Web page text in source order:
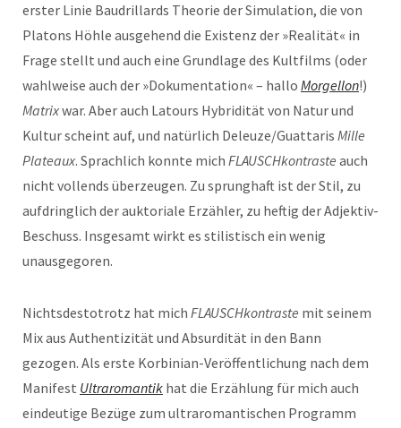
erster Linie Baudrillards Theorie der Simulation, die von
Platons Höhle ausgehend die Existenz der »Realität« in
Frage stellt und auch eine Grundlage des Kultfilms (oder
wahlweise auch der »Dokumentation« – hallo Morgellon!)
Matrixwar. Aber auch Latours Hybridität von Natur und
Kultur scheint auf, und natürlich Deleuze/Guattaris Mille
Plateaux. Sprachlich konnte mich FLAUSCHkontraste auch
nicht vollends überzeugen. Zu sprunghaft ist der Stil, zu
aufdringlich der auktoriale Erzähler, zu heftig der Adjektiv-
Beschuss. Insgesamt wirkt es stilistisch ein wenig
unausgegoren.
Nichtsdestotrotz hat mich FLAUSCHkontraste mit seinem
Mix aus Authentizität und Absurdität in den Bann
gezogen. Als erste Korbinian-Veröffentlichung nach dem
Manifest Ultraromantik hat die Erzählung für mich auch
eindeutige Bezüge zum ultraromantischen Programm